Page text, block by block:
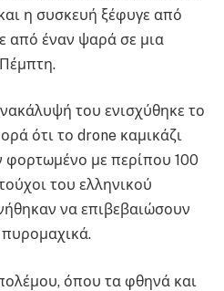
η συσκευή ξέφυγε από
από έναν ψαρά σε μια
του ενισχύθηκε το
ότι το drone καμικάζι
φορτωμένο με περίπου 100
του ελληνικού
να επιβεβαιώσουν
όπου τα φθηνά και